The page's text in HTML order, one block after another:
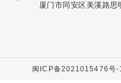
厦门市同安区美溪路
闽ICP备2021015476号-